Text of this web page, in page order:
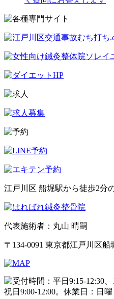
江戸川区 船堀駅から徒歩2分
代表施術者：丸山 晴嗣
〒134-0091 東京都江戸川区船